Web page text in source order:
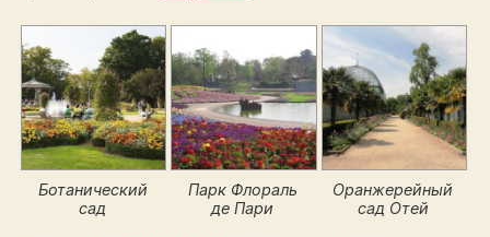
Ботанический
сад
Парк Флораль
де Пари
Оранжерейный
сад Отей